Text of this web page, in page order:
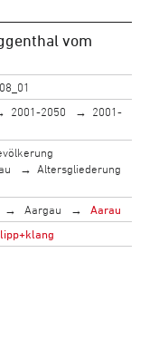
vom
2001-2050
2001-
Altersgliederung
Aargau
Aarau